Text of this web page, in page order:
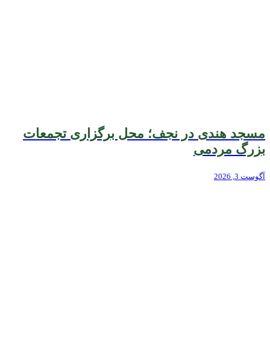
مسجد هندی در نجف؛ محل برگزاری تجمعات
بزرگ مردمی
آگوست 3, 2026